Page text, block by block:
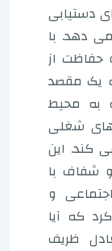
دستیابی
دهد. با
حفاظت از
یک مقصد
به محیط
شغلی
کند. این
شفاف با
و
که آیا
ظریف